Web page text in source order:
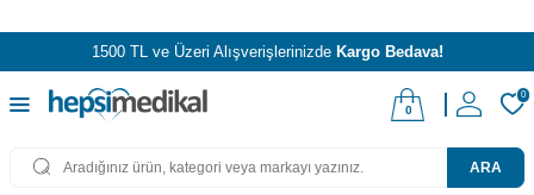
1500 TL ve Üzeri Alışverişlerinizde Kargo Bedava!
ARA
0
0